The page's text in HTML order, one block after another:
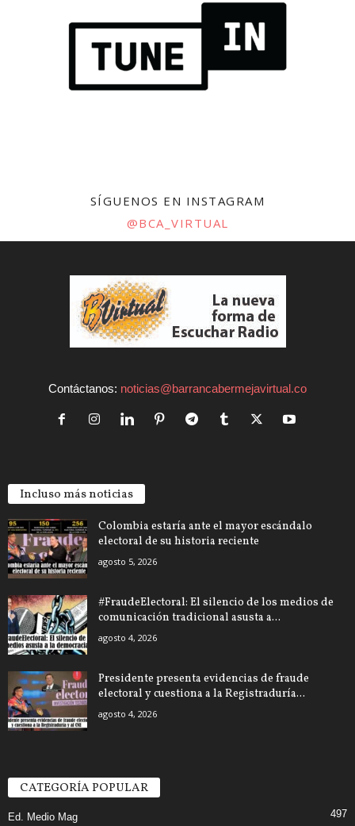
SÍGUENOS EN INSTAGRAM
@BCA_VIRTUAL
Contáctanos: noticias@barrancabermejavirtual.co
Incluso más noticias
Colombia estaría ante el mayor escándalo
electoral de su historia reciente
agosto 5, 2026
#FraudeElectoral: El silencio de los medios de
comunicación tradicional asusta a...
agosto 4, 2026
Presidente presenta evidencias de fraude
electoral y cuestiona a la Registraduría...
agosto 4, 2026
CATEGORÍA POPULAR
Ed. Medio Mag 497